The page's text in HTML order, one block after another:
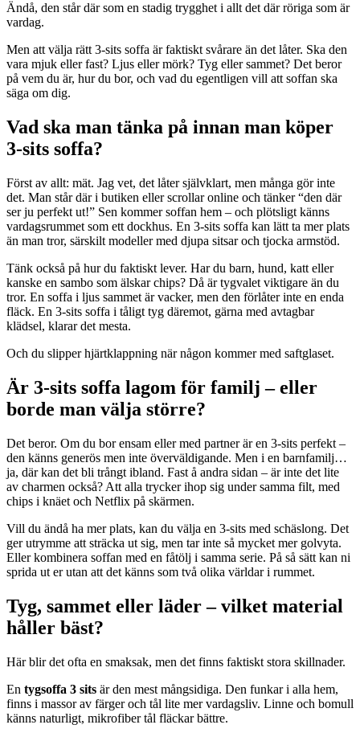
Ändå, den står där som en stadig trygghet i allt det där röriga som är
vardag.
Men att välja rätt 3-sits soffa är faktiskt svårare än det låter. Ska den
vara mjuk eller fast? Ljus eller mörk? Tyg eller sammet? Det beror
på vem du är, hur du bor, och vad du egentligen vill att soffan ska
säga om dig.
Vad ska man tänka på innan man köper
3-sits soffa?
Först av allt: mät. Jag vet, det låter självklart, men många gör inte
det. Man står där i butiken eller scrollar online och tänker “den där
ser ju perfekt ut!” Sen kommer soffan hem – och plötsligt känns
vardagsrummet som ett dockhus. En 3-sits soffa kan lätt ta mer plats
än man tror, särskilt modeller med djupa sitsar och tjocka armstöd.
Tänk också på hur du faktiskt lever. Har du barn, hund, katt eller
kanske en sambo som älskar chips? Då är tygvalet viktigare än du
tror. En soffa i ljus sammet är vacker, men den förlåter inte en enda
fläck. En 3-sits soffa i tåligt tyg däremot, gärna med avtagbar
klädsel, klarar det mesta.
Och du slipper hjärtklappning när någon kommer med saftglaset.
Är 3-sits soffa lagom för familj – eller
borde man välja större?
Det beror. Om du bor ensam eller med partner är en 3-sits perfekt –
den känns generös men inte överväldigande. Men i en barnfamilj…
ja, där kan det bli trångt ibland. Fast å andra sidan – är inte det lite
av charmen också? Att alla trycker ihop sig under samma filt, med
chips i knäet och Netflix på skärmen.
Vill du ändå ha mer plats, kan du välja en 3-sits med schäslong. Det
ger utrymme att sträcka ut sig, men tar inte så mycket mer golvyta.
Eller kombinera soffan med en fåtölj i samma serie. På så sätt kan ni
sprida ut er utan att det känns som två olika världar i rummet.
Tyg, sammet eller läder – vilket material
håller bäst?
Här blir det ofta en smaksak, men det finns faktiskt stora skillnader.
En tygsoffa 3 sits är den mest mångsidiga. Den funkar i alla hem,
finns i massor av färger och tål lite mer vardagsliv. Linne och bomull
känns naturligt, mikrofiber tål fläckar bättre.